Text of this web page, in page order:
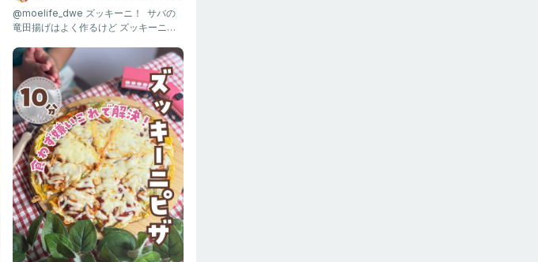
家族ごはん𓌉◯𓇋
@moelife_dwe ズッキーニ！ ⁡ サバの
竜田揚げはよく作るけど ズッキーニの